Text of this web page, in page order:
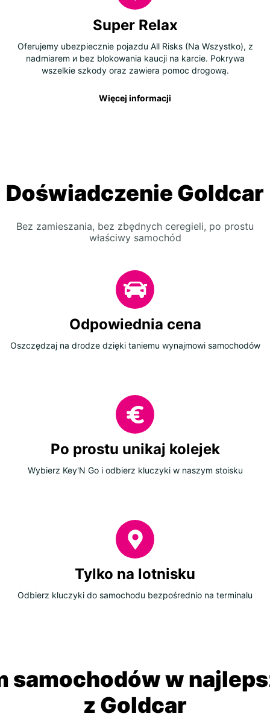
Super Relax
Oferujemy ubezpiecznie pojazdu All Risks (Na Wszystko), z
nadmiarem и bez blokowania kaucji na karcie. Pokrywa
wszelkie szkody oraz zawiera pomoc drogową.
Więcej informacji
Doświadczenie Goldcar
Bez zamieszania, bez zbędnych ceregieli, po prostu
właściwy samochód
Odpowiednia cena
Oszczędzaj na drodze dzięki taniemu wynajmowi samochodów
Po prostu unikaj kolejek
Wybierz Key'N Go i odbierz kluczyki w naszym stoisku
Tylko na lotnisku
Odbierz kluczyki do samochodu bezpośrednio na terminalu
samochodów w
z Goldcar